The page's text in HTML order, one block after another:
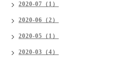
2020-07（1）
2020-06（2）
2020-05（1）
2020-03（4）